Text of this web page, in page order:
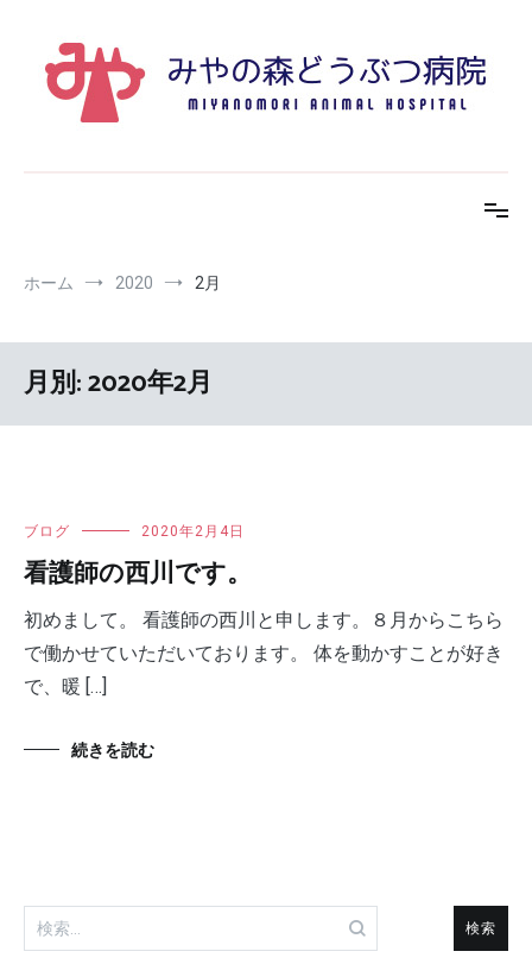
ホーム 2020 2月
月別: 2020年2月
ブログ 2020年2月4日
看護師の西川です。
初めまして。 看護師の西川と申します。８月からこちら
で働かせていただいております。 体を動かすことが好き
で、暖 […]
続きを読む
検
索: